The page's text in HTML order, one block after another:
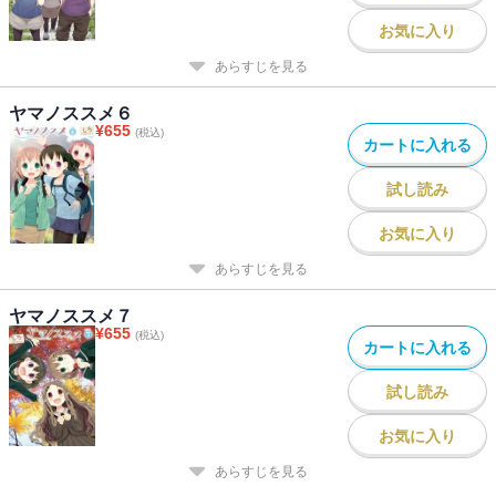
お気に入り
あらすじを見る
ヤマノススメ６
¥655 (税込)
カートに入れる
試し読み
お気に入り
あらすじを見る
ヤマノススメ７
¥655 (税込)
カートに入れる
試し読み
お気に入り
あらすじを見る